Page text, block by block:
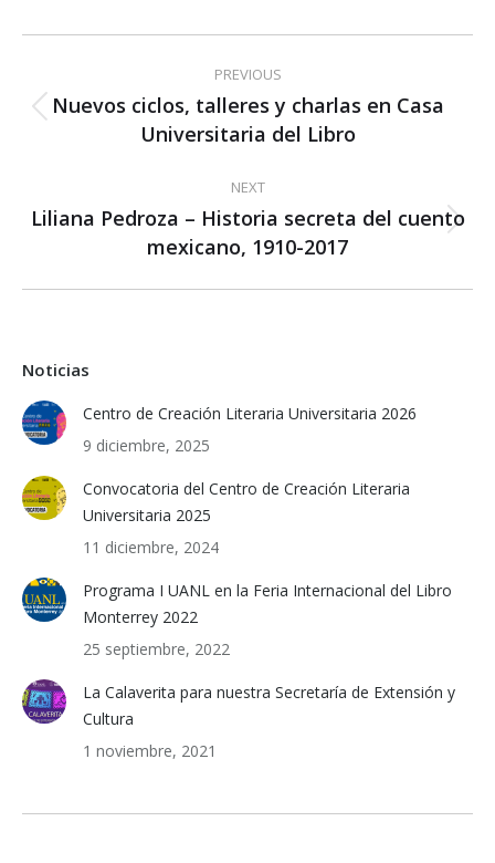
navigation
PREVIOUS
Previous
post:
Nuevos ciclos, talleres y charlas en Casa
Universitaria del Libro
NEXT
Next
post:
Liliana Pedroza – Historia secreta del cuento
mexicano, 1910-2017
Noticias
Centro de Creación Literaria Universitaria 2026
9 diciembre, 2025
Convocatoria del Centro de Creación Literaria
Universitaria 2025
11 diciembre, 2024
Programa I UANL en la Feria Internacional del Libro
Monterrey 2022
25 septiembre, 2022
La Calaverita para nuestra Secretaría de Extensión y
Cultura
1 noviembre, 2021